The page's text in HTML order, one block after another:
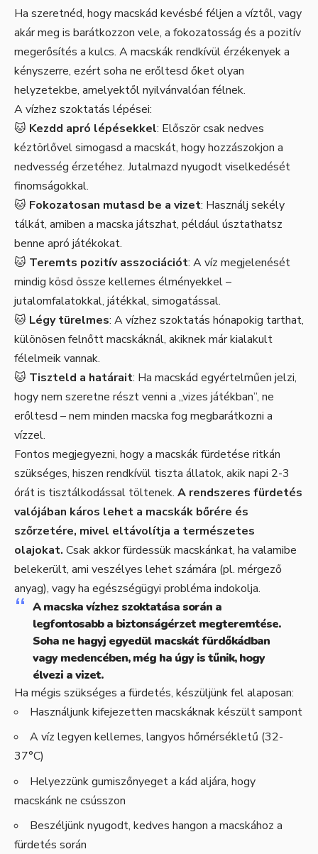
Ha szeretnéd, hogy macskád kevésbé féljen a víztől, vagy
akár meg is barátkozzon vele, a fokozatosság és a pozitív
megerősítés a kulcs. A macskák rendkívül érzékenyek a
kényszerre, ezért soha ne erőltesd őket olyan
helyzetekbe, amelyektől nyilvánvalóan félnek.
A vízhez szoktatás lépései:
🐱 Kezdd apró lépésekkel: Először csak nedves
kéztörlővel simogasd a macskát, hogy hozzászokjon a
nedvesség érzetéhez. Jutalmazd nyugodt viselkedését
finomságokkal.
🐱 Fokozatosan mutasd be a vizet: Használj sekély
tálkát, amiben a macska játszhat, például úsztathatsz
benne apró játékokat.
🐱 Teremts pozitív asszociációt: A víz megjelenését
mindig kösd össze kellemes élményekkel –
jutalomfalatokkal, játékkal, simogatással.
🐱 Légy türelmes: A vízhez szoktatás hónapokig tarthat,
különösen felnőtt macskáknál, akiknek már kialakult
félelmeik vannak.
🐱 Tiszteld a határait: Ha macskád egyértelműen jelzi,
hogy nem szeretne részt venni a „vizes játékban”, ne
erőltesd – nem minden macska fog megbarátkozni a
vízzel.
Fontos megjegyezni, hogy a macskák fürdetése ritkán
szükséges, hiszen rendkívül tiszta állatok, akik napi 2-3
órát is tisztálkodással töltenek. A rendszeres fürdetés
valójában káros lehet a macskák bőrére és
szőrzetére, mivel eltávolítja a természetes
olajokat. Csak akkor fürdessük macskánkat, ha valamibe
belekerült, ami veszélyes lehet számára (pl. mérgező
anyag), vagy ha egészségügyi probléma indokolja.
A macska vízhez szoktatása során a
legfontosabb a biztonságérzet megteremtése.
Soha ne hagyj egyedül macskát fürdőkádban
vagy medencében, még ha úgy is tűnik, hogy
élvezi a vizet.
Ha mégis szükséges a fürdetés, készüljünk fel alaposan:
Használjunk kifejezetten macskáknak készült sampont
A víz legyen kellemes, langyos hőmérsékletű (32-
37°C)
Helyezzünk gumiszőnyeget a kád aljára, hogy
macskánk ne csússzon
Beszéljünk nyugodt, kedves hangon a macskához a
fürdetés során